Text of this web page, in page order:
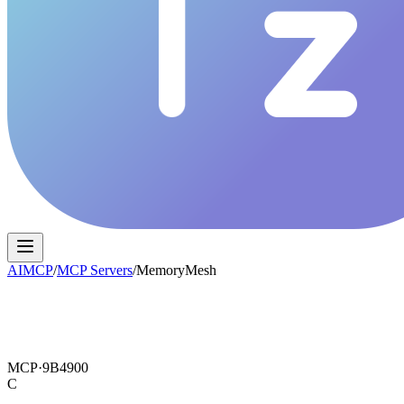
AIMCP/MCP Servers/MemoryMesh
MCP·9B4900
C